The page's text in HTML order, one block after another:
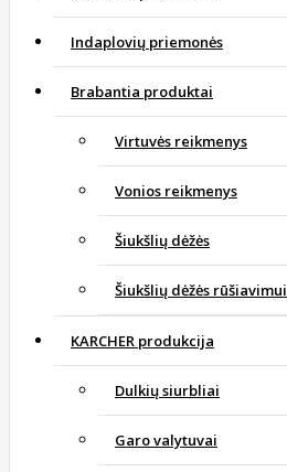
Indaplovių priemonės
Brabantia produktai
Virtuvės reikmenys
Vonios reikmenys
Šiukšlių dėžės
Šiukšlių dėžės rūšiavimui
KARCHER produkcija
Dulkių siurbliai
Garo valytuvai